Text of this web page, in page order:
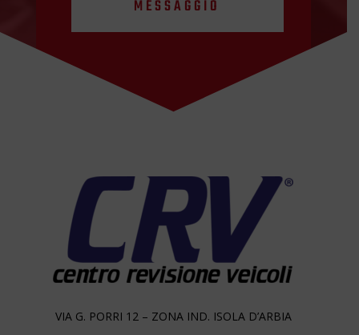
MESSAGGIO
VIA G. PORRI 12 – ZONA IND. ISOLA D’ARBIA